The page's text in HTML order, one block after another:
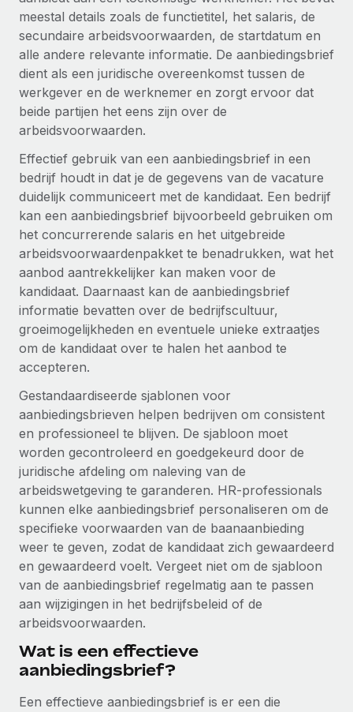
Zzp'ers internationaal onboarden en beheren
PEO
Ingewikkelde HR-taken eenvoudig uitbesteden
INFRASTRUCTUUR
Remote Embedded
HR naadloos in workflows integreren
Platform
Ingebouwde essentiële HR-functies voor je team
Verbinden Nieuw
AI-tools koppelen aan Remote met onze MCP
Integraties
Processen stroomlijnen met essentiële zakelijke tools
DIENSTEN
Vraag een expert
Krijg hulp van global HR- en juridische experts
Achtergrondonderzoek
Vereenvoudig het screeningsproces van
kandidaten
Compliance Watchtower
Blijf compliance-risico's voor
Apparaatbeheer
Lever en track wereldwijd IT-middelen
Entiteiten oprichten
Stel snel compliant entiteiten op
Mobiliteit en overplaatsing
Plaats werknemers moeiteloos over
GROEIFASE
Start-ups
Flexibele global HR en payroll solutions voor groeiende
bedrijven
Teams uitbreiden met HR solutions op maat
Enterprise
Global HR voor grote bedrijven
WERK MET ONS SAMEN
Strategische technologiepartners
Integreer global HR flexibel in je platform
Een partner worden
Remote Build
Binnenkort beschikbaar
Integraties en advies over AI-automatiseringen
CASESTUDY'S
Betalingscalculator voor zzp'ers
Ontdek valuta-opties en betaalsnelheden voor
internationale zzp'ers
LEREN MET REMOTE
Onderzoek en gidsen
Casestudy's
HR-woordenlijst
Checklists en templates
Bibliotheek met functiebeschrijvingen
Webinars
Newsroom
Inzichtencentrum
Support
Alle bronnen bekijken
BLOG
Global Payroll
EOR en PEO
Contractor Management
Belastingen
Nederlands
Français
Deutsch
Italiano
Português (Portugal)
日本語
한국어
中文（简体）
Inloggen
meestal details zoals de functietitel, het salaris, de
secundaire arbeidsvoorwaarden, de startdatum en
alle andere relevante informatie. De aanbiedingsbrief
dient als een juridische overeenkomst tussen de
werkgever en de werknemer en zorgt ervoor dat
beide partijen het eens zijn over de
arbeidsvoorwaarden.
Effectief gebruik van een aanbiedingsbrief in een
bedrijf houdt in dat je de gegevens van de vacature
duidelijk communiceert met de kandidaat. Een bedrijf
kan een aanbiedingsbrief bijvoorbeeld gebruiken om
het concurrerende salaris en het uitgebreide
arbeidsvoorwaardenpakket te benadrukken, wat het
aanbod aantrekkelijker kan maken voor de
kandidaat. Daarnaast kan de aanbiedingsbrief
informatie bevatten over de bedrijfscultuur,
groeimogelijkheden en eventuele unieke extraatjes
om de kandidaat over te halen het aanbod te
accepteren.
Gestandaardiseerde sjablonen voor
aanbiedingsbrieven helpen bedrijven om consistent
en professioneel te blijven. De sjabloon moet
worden gecontroleerd en goedgekeurd door de
juridische afdeling om naleving van de
arbeidswetgeving te garanderen. HR-professionals
kunnen elke aanbiedingsbrief personaliseren om de
specifieke voorwaarden van de baanaanbieding
weer te geven, zodat de kandidaat zich gewaardeerd
en gewaardeerd voelt. Vergeet niet om de sjabloon
van de aanbiedingsbrief regelmatig aan te passen
aan wijzigingen in het bedrijfsbeleid of de
arbeidsvoorwaarden.
Wat is een effectieve
aanbiedingsbrief?
Een effectieve aanbiedingsbrief is er een die